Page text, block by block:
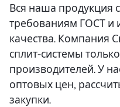
Вся наша продукция
требованиям ГОСТ и
качества. Компания
сплит-системы
производителей. У
оптовых цен,
закупки.